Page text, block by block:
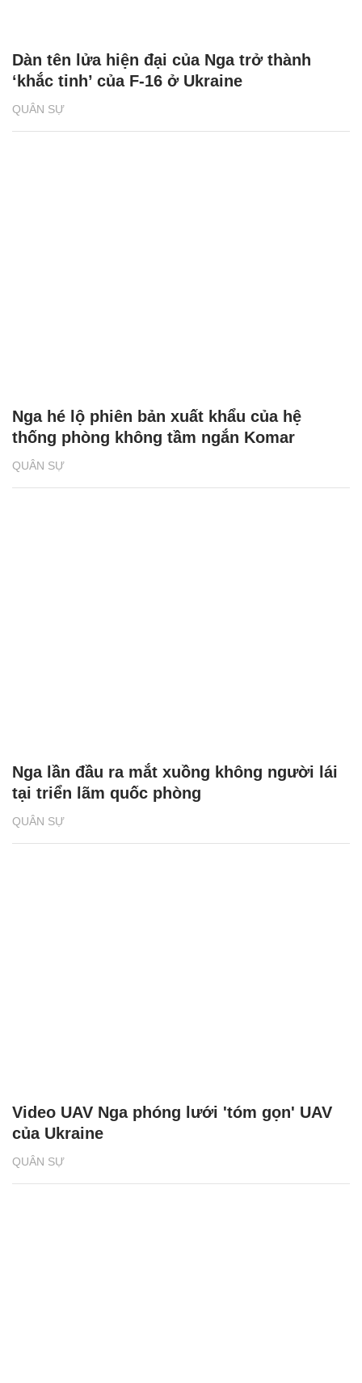
QUÂN SỰ
Dàn tên lửa hiện đại của Nga trở thành
‘khắc tinh’ của F-16 ở Ukraine
QUÂN SỰ
Nga hé lộ phiên bản xuất khẩu của hệ
thống phòng không tầm ngắn Komar
QUÂN SỰ
Nga lần đầu ra mắt xuồng không người lái
tại triển lãm quốc phòng
QUÂN SỰ
Video UAV Nga phóng lưới 'tóm gọn' UAV
của Ukraine